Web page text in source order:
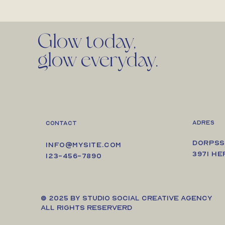
Glow today,
glow everyday.
Contact
info@mysite.com
123-456-7890
ADRES
3971
© 2025 by STUDIO SOCIAL CREATIVE AGENCY
all rights reserverd